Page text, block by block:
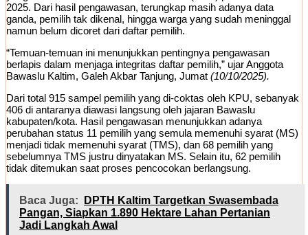
2025. Dari hasil pengawasan, terungkap masih adanya data
ganda, pemilih tak dikenal, hingga warga yang sudah meninggal
namun belum dicoret dari daftar pemilih.
“Temuan-temuan ini menunjukkan pentingnya pengawasan
berlapis dalam menjaga integritas daftar pemilih,” ujar Anggota
Bawaslu Kaltim, Galeh Akbar Tanjung, Jumat (10/10/2025).
Dari total 915 sampel pemilih yang di-coktas oleh KPU, sebanyak
406 di antaranya diawasi langsung oleh jajaran Bawaslu
kabupaten/kota. Hasil pengawasan menunjukkan adanya
perubahan status 11 pemilih yang semula memenuhi syarat (MS)
menjadi tidak memenuhi syarat (TMS), dan 68 pemilih yang
sebelumnya TMS justru dinyatakan MS. Selain itu, 62 pemilih
tidak ditemukan saat proses pencocokan berlangsung.
Baca Juga:
DPTH Kaltim Targetkan Swasembada
Pangan, Siapkan 1.890 Hektare Lahan Pertanian
Jadi Langkah Awal